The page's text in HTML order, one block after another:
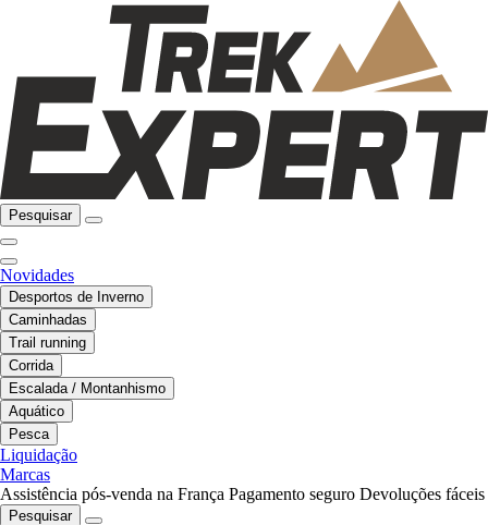
Pesquisar
Novidades
Desportos de Inverno
Caminhadas
Trail running
Corrida
Escalada / Montanhismo
Aquático
Pesca
Liquidação
Marcas
Assistência pós-venda na França Pagamento seguro Devoluções fáceis
Pesquisar